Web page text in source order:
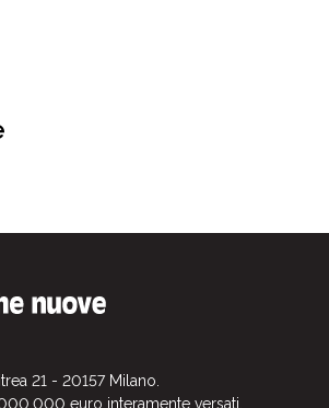
21 - 20157 Milano.
euro interamente versati.